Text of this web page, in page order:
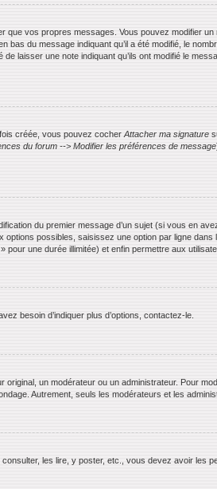
que vos propres messages. Vous pouvez modifier
du message indiquant qu’il a été modifié, le
laisser une note indiquant qu’ils ont modifié le
créée, vous pouvez cocher Attacher ma signature
du forum --> Modifier les préférences de message
du premier message d’un sujet (si vous en
possibles, saisissez une option par ligne
une durée illimitée) et enfin permettre aux
besoin d’indiquer plus d’options, contactez-le.
un modérateur ou un administrateur. Pour
Autrement, seuls les modérateurs et les
les lire, y poster, etc., vous devez avoir